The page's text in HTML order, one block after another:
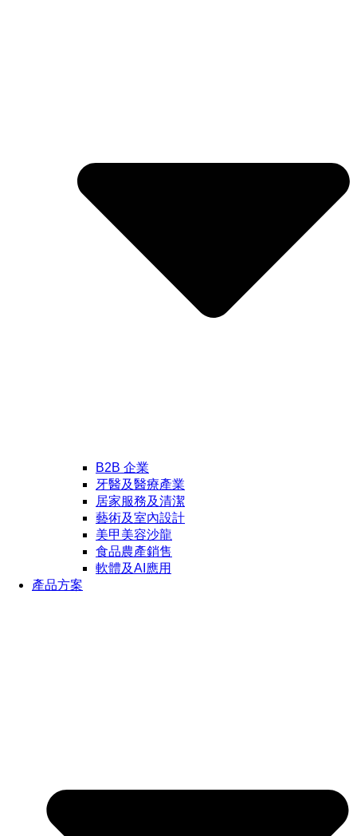
B2B 企業
牙醫及醫療產業
居家服務及清潔
藝術及室內設計
美甲美容沙龍
食品農產銷售
軟體及AI應用
產品方案